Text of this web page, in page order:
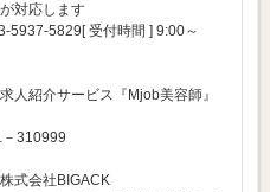
対応します
5937-5829[ 受付時間 ] 9:00～
人紹介サービス『Mjob美容師』
310999
式会社BIGACK